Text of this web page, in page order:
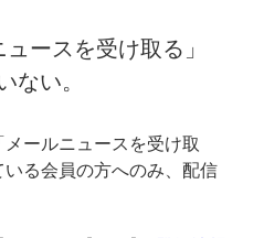
ースを受け取る」
ない。
メールニュースを受け取
いる会員の方へのみ、配信